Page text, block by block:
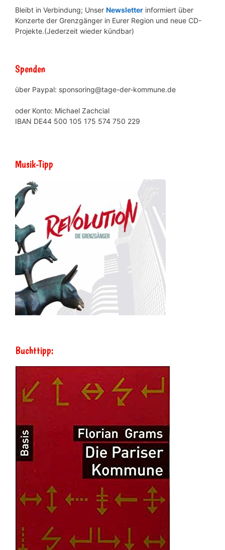
Bleibt in Verbindung; Unser Newsletter informiert über
Konzerte der Grenzgänger in Eurer Region und neue CD-
Projekte.(Jederzeit wieder kündbar)
Spenden
über Paypal: sponsoring@tage-der-kommune.de
oder Konto: Michael Zachcial
IBAN DE44 500 105 175 574 750 229
Musik-Tipp
Buchttipp: